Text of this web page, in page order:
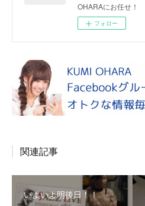
OHARAにお任せ！
フォロー
関連記事
いよいよ明後日！！